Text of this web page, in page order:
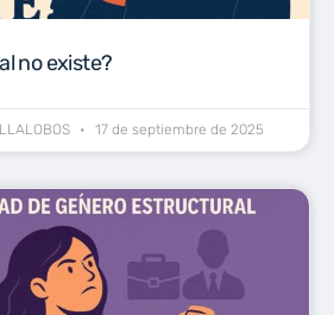
no existe?
17 de septiembre de 2025